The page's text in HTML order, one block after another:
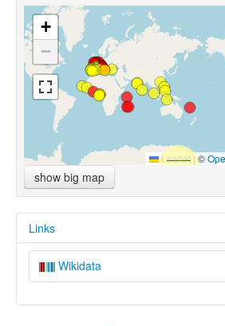
+
−
Leaflet |©
show big map
Links
Wikidata